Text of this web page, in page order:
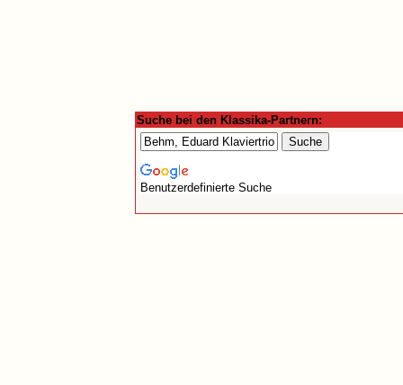
Suche bei den Klassika-Partnern:
Benutzerdefinierte Suche